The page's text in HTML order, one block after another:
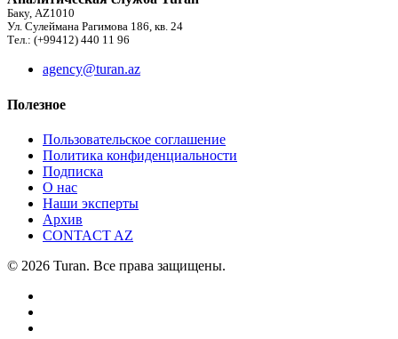
Баку, AZ1010
Ул. Сулеймана Рагимова 186, кв. 24
Тел.: (+99412) 440 11 96
agency@turan.az
Полезное
Пользовательское соглашение
Политика конфиденциальности
Подписка
О нас
Наши эксперты
Архив
CONTACT AZ
© 2026 Turan. Все права защищены.